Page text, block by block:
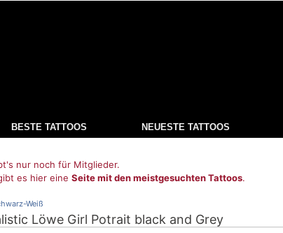
BESTE TATTOOS NEUESTE TATTOOS
nur noch für Mitglieder.
es hier eine Seite mit den meistgesuchten Tattoos.
Weiß
Löwe Girl Potrait black and Grey